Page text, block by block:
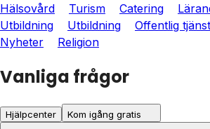
Hälsovård
Turism Catering
Utbildning
Utbildning Offentlig tjänst
Nyheter
Religion
Vanliga frågor
Hjälpcenter Kom igång gratis